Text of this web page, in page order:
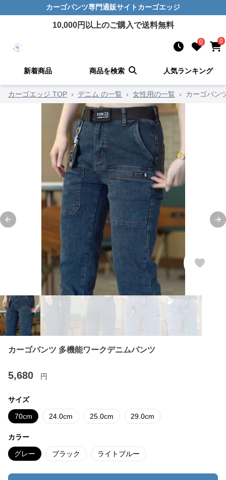
カーゴパンツ専門通販サイト カーゴエッジ
10,000円以上のご購入で送料無料
0 0
新着商品 商品を検索 人気ランキング
カーゴエッジ TOP › デニム の一覧 › 女性用の一覧 › カーゴパン
Previous slide
カーゴパンツ 多機能ワークデニムパンツ
5,680 円
サイズ
70cm 24.0cm 25.0cm 29.0cm
カラー
グレー ブラック ライトブルー